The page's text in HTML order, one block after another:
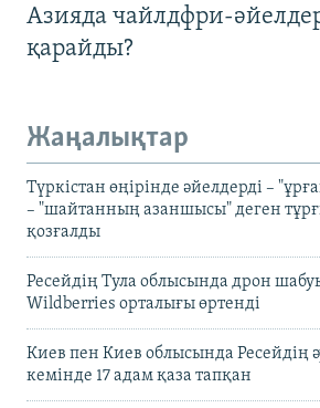
Азияда чайлдфри-
қарайды?
Жаңалықтар
Түркістан өңірінде әйелдерді –
– "шайтанның азаншысы" деген
қозғалды
Ресейдің Тула облысында дрон
Wildberries орталығы өртенді
Киев пен Киев облысында Ресейдің
кемінде 17 адам қаза тапқан